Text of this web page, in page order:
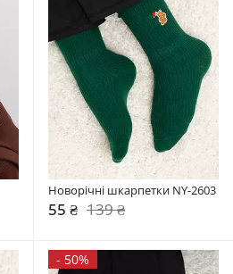
Новорічні шкарпетки NY-2603
55 ₴ 139 ₴
- 50%